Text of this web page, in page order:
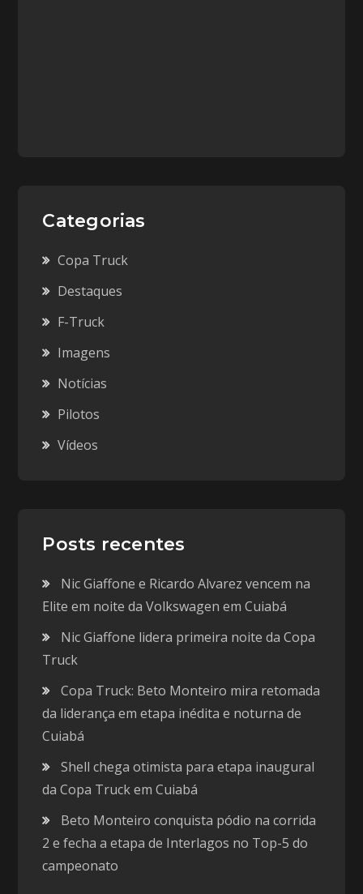
Categorias
Copa Truck
Destaques
F-Truck
Imagens
Notícias
Pilotos
Vídeos
Posts recentes
Nic Giaffone e Ricardo Alvarez vencem na
Elite em noite da Volkswagen em Cuiabá
Nic Giaffone lidera primeira noite da Copa
Truck
Copa Truck: Beto Monteiro mira retomada
da liderança em etapa inédita e noturna de
Cuiabá
Shell chega otimista para etapa inaugural
da Copa Truck em Cuiabá
Beto Monteiro conquista pódio na corrida
2 e fecha a etapa de Interlagos no Top-5 do
campeonato